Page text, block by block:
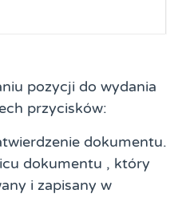
pozycji do wydania
przycisków:
dokumentu.
dokumentu , który
i zapisany w